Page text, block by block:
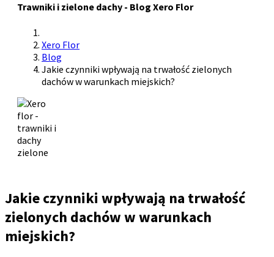
Trawniki i zielone dachy - Blog Xero Flor
Xero Flor
Blog
Jakie czynniki wpływają na trwałość zielonych
dachów w warunkach miejskich?
Jakie czynniki wpływają na trwałość
zielonych dachów w warunkach
miejskich?